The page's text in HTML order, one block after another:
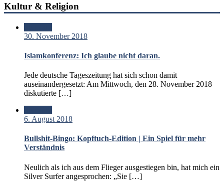
Kultur & Religion
30. November 2018
Islamkonferenz: Ich glaube nicht daran.
Jede deutsche Tageszeitung hat sich schon damit
auseinandergesetzt: Am Mittwoch, den 28. November 2018
diskutierte […]
6. August 2018
Bullshit-Bingo: Kopftuch-Edition | Ein Spiel für mehr
Verständnis
Neulich als ich aus dem Flieger ausgestiegen bin, hat mich ein
Silver Surfer angesprochen: „Sie […]